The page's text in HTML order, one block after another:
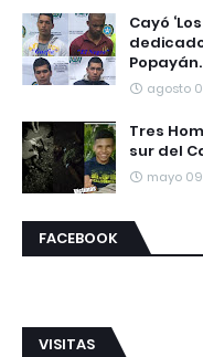
Cayó
Popayán.
agosto
Tres
sur del
mayo
FACEBOOK
VISITAS